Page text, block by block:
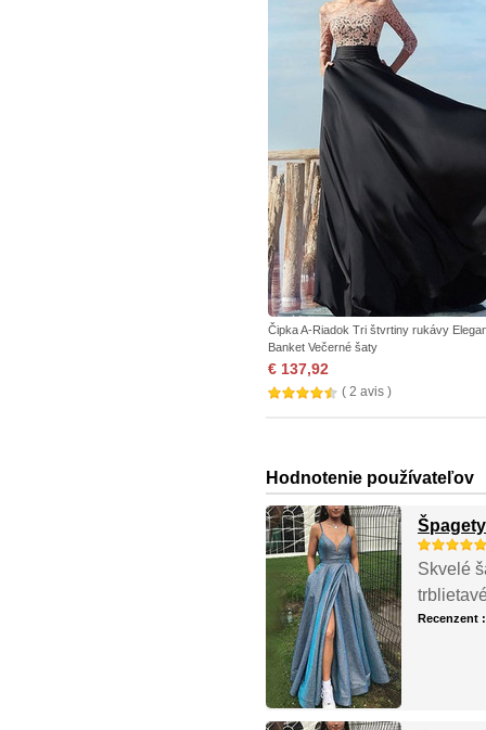
Čipka A-Riadok Tri štvrtiny rukávy
Banket Večerné šaty
€ 137,92
( 2 avis )
Hodnotenie používateľov
Skvelé
Recenzent